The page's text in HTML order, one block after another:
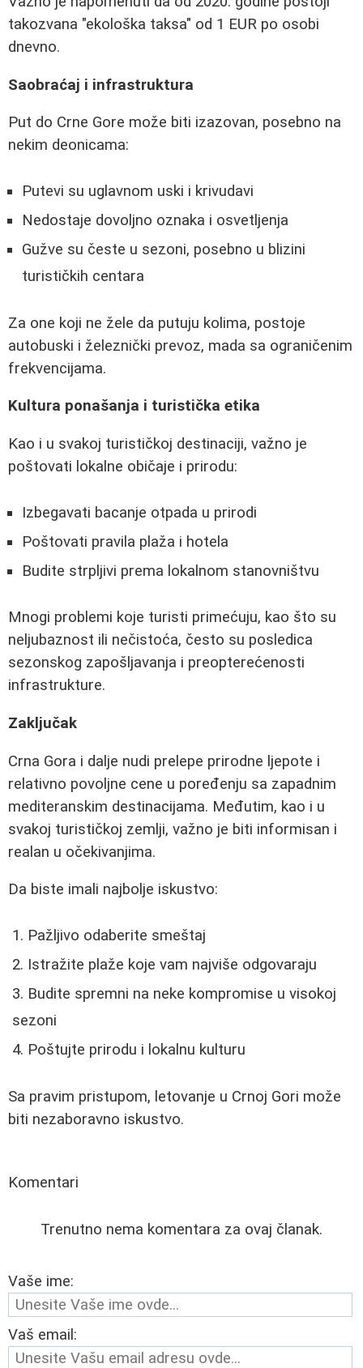
takozvana "ekološka taksa" od 1 EUR po osobi
dnevno.
Saobraćaj i infrastruktura
Put do Crne Gore može biti izazovan, posebno na
nekim deonicama:
Putevi su uglavnom uski i krivudavi
Nedostaje dovoljno oznaka i osvetljenja
Gužve su česte u sezoni, posebno u blizini
turističkih centara
Za one koji ne žele da putuju kolima, postoje
autobuski i železnički prevoz, mada sa ograničenim
frekvencijama.
Kultura ponašanja i turistička etika
Kao i u svakoj turističkoj destinaciji, važno je
poštovati lokalne običaje i prirodu:
Izbegavati bacanje otpada u prirodi
Poštovati pravila plaža i hotela
Budite strpljivi prema lokalnom stanovništvu
Mnogi problemi koje turisti primećuju, kao što su
neljubaznost ili nečistoća, često su posledica
sezonskog zapošljavanja i preopterećenosti
infrastrukture.
Zaključak
Crna Gora i dalje nudi prelepe prirodne ljepote i
relativno povoljne cene u poređenju sa zapadnim
mediteranskim destinacijama. Međutim, kao i u
svakoj turističkoj zemlji, važno je biti informisan i
realan u očekivanjima.
Da biste imali najbolje iskustvo:
Pažljivo odaberite smeštaj
Istražite plaže koje vam najviše odgovaraju
Budite spremni na neke kompromise u visokoj
sezoni
Poštujte prirodu i lokalnu kulturu
Sa pravim pristupom, letovanje u Crnoj Gori može
biti nezaboravno iskustvo.
Komentari
Trenutno nema komentara za ovaj članak.
Vaše ime:
Vaš email: